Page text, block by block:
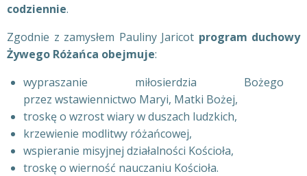
codziennie.
Zgodnie z zamysłem Pauliny Jaricot program duchowy
Żywego Różańca obejmuje:
wypraszanie miłosierdzia Bożego
przez wstawiennictwo Maryi, Matki Bożej,
troskę o wzrost wiary w duszach ludzkich,
krzewienie modlitwy różańcowej,
wspieranie misyjnej działalności Kościoła,
troskę o wierność nauczaniu Kościoła.